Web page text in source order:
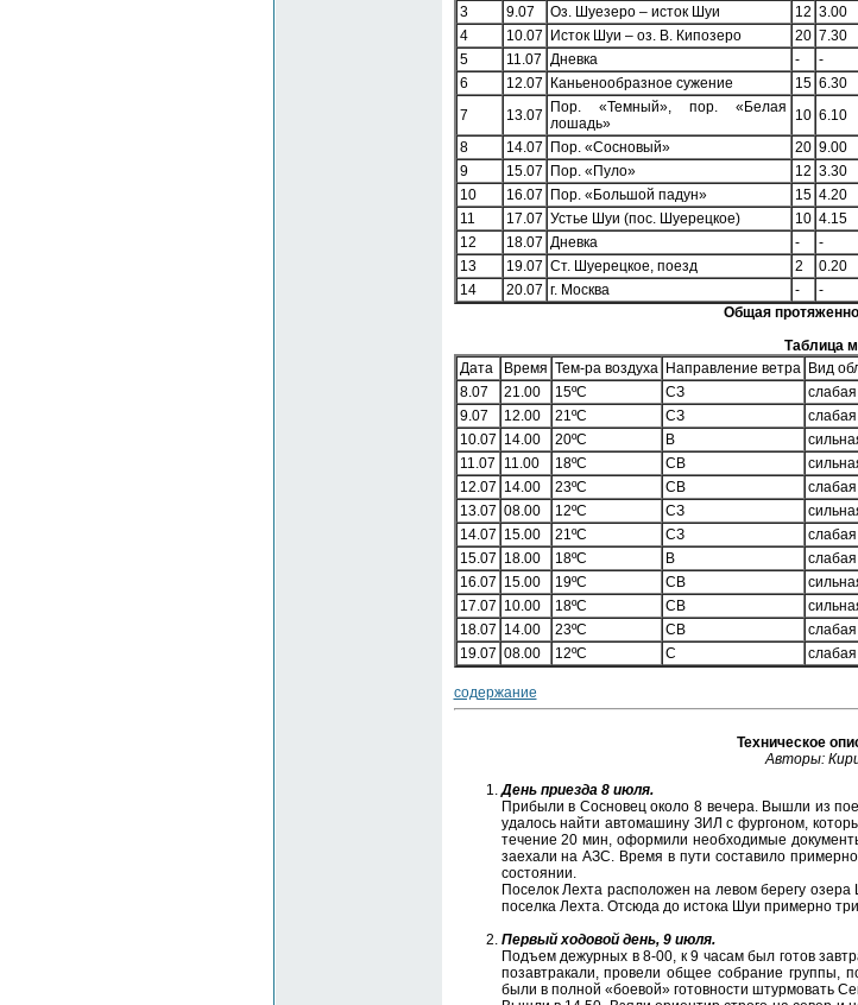
3
9.07 Оз. Шуезеро – исток Шуи 12 3.00
4
10.07 Исток Шуи – оз. В. Кипозеро 20 7.30
5
11.07 Дневка - -
6
12.07 Каньенообразное сужение 15 6.30
7
13.07
Пор. «Темный», пор. «Белая
лошадь»
10 6.10
8
14.07 Пор. «Сосновый» 20 9.00
9
15.07 Пор. «Пуло» 12 3.30
10
16.07 Пор. «Большой падун» 15 4.20
11
17.07 Устье Шуи (пос. Шуерецкое) 10 4.15
12
18.07 Дневка - -
13
19.07 Ст. Шуерецкое, поезд 2 0.20
14
20.07 г. Москва - -
Общая
Таблица
Дата
Время Тем-ра воздуха Направление ветра Вид
8.07
21.00 15ºС СЗ слабая
9.07
12.00 21ºС СЗ слабая
10.07 14.00 20ºС В
11.07
11.00 18ºС СВ
12.07 14.00 23ºС СВ слабая
13.07 08.00 12ºС СЗ
14.07 15.00 21ºС СЗ слабая
15.07 18.00 18ºС В слабая
16.07 15.00 19ºС СВ
17.07 10.00 18ºС СВ
18.07 14.00 23ºС СВ слабая
19.07 08.00 12ºС С слабая
содержание
Техническое
Авторы:
День приезда 8 июля.
Прибыли в Сосновец около 8 вечера. Вышли из
удалось найти автомашину ЗИЛ с фургоном,
течение 20 мин, оформили необходимые
заехали на АЗС. Время в пути составило
состоянии.
Поселок Лехта расположен на левом берегу
поселка Лехта. Отсюда до истока Шуи примерно
Первый ходовой день, 9 июля.
Подъем дежурных в 8-00, к 9 часам был готов
позавтракали, провели общее собрание группы,
были в полной «боевой» готовности штурмовать